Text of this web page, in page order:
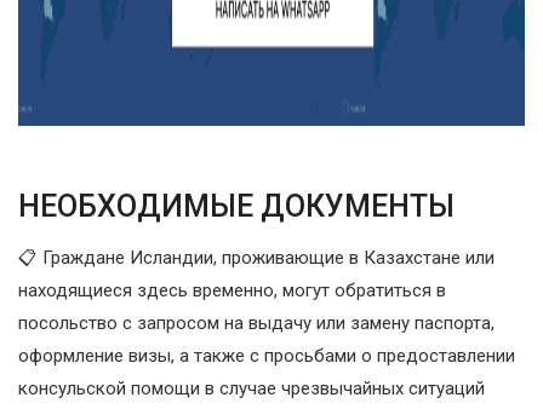
НЕОБХОДИМЫЕ ДОКУМЕНТЫ
📋 Граждане Исландии, проживающие в Казахстане или
находящиеся здесь временно, могут обратиться в
посольство с запросом на выдачу или замену паспорта,
оформление визы, а также с просьбами о предоставлении
консульской помощи в случае чрезвычайных ситуаций